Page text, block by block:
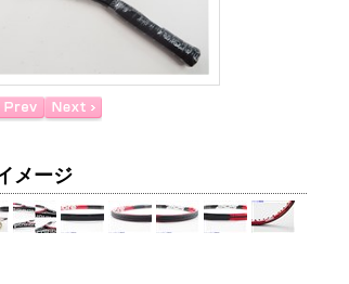
メージ